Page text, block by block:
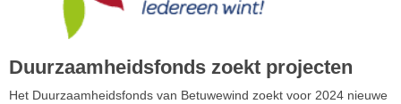
Duurzaamheidsfonds zoekt projecten
Het Duurzaamheidsfonds van Betuwewind zoekt voor 2024 nieuwe